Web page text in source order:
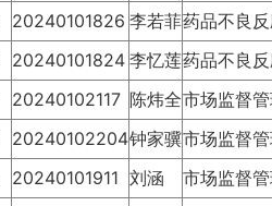
20240101826 李若菲药品不良
20240101824 李忆莲药品不良
20240102117 陈炜全市场监督
20240102204钟家骥市场监督
20240101911 刘涵 市场监督